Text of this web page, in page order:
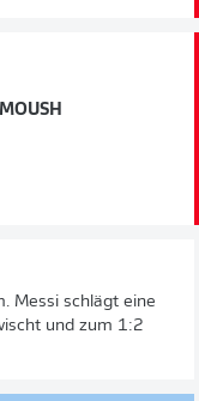
Messi schlägt eine
und zum 1:2